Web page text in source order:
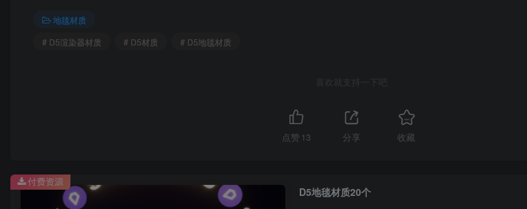
地毯材质
# D5渲染器材质
# D5材质 # D5地毯材质
喜欢就支持一下吧
点赞 13 分享 收藏
D5地毯材质20个
付费资源